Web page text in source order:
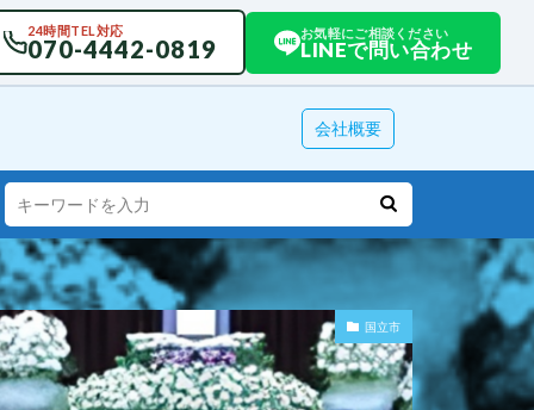
24時間TEL対応
070-4442-0819
お気軽にご相談ください
LINEで問い合わせ
会社概要
国立市